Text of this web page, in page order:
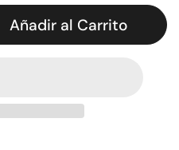
Añadir al Carrito